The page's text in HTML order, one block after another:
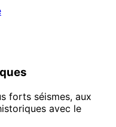
forts séismes, aux
avec le